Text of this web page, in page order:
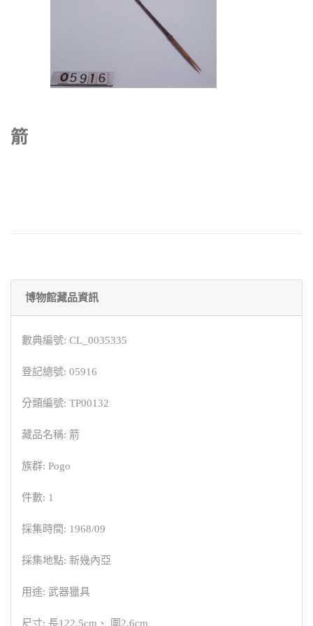
箭
博物館藏品資訊
數典編號: CL_0035335
登記總號: 05916
分類編號: TP00132
藏品名稱: 箭
族群: Pogo
件數: 1
採集時間: 1968/09
採集地點: 新幾內亞
用途: 武器獵具
尺寸: 長122.5cm、 圍2.6cm